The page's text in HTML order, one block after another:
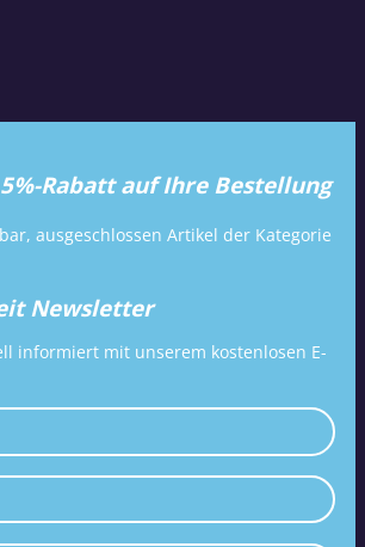
Rabatt auf Ihre Bestellung
ausgeschlossen Artikel der Kategorie
Newsletter
informiert mit unserem kostenlosen E-